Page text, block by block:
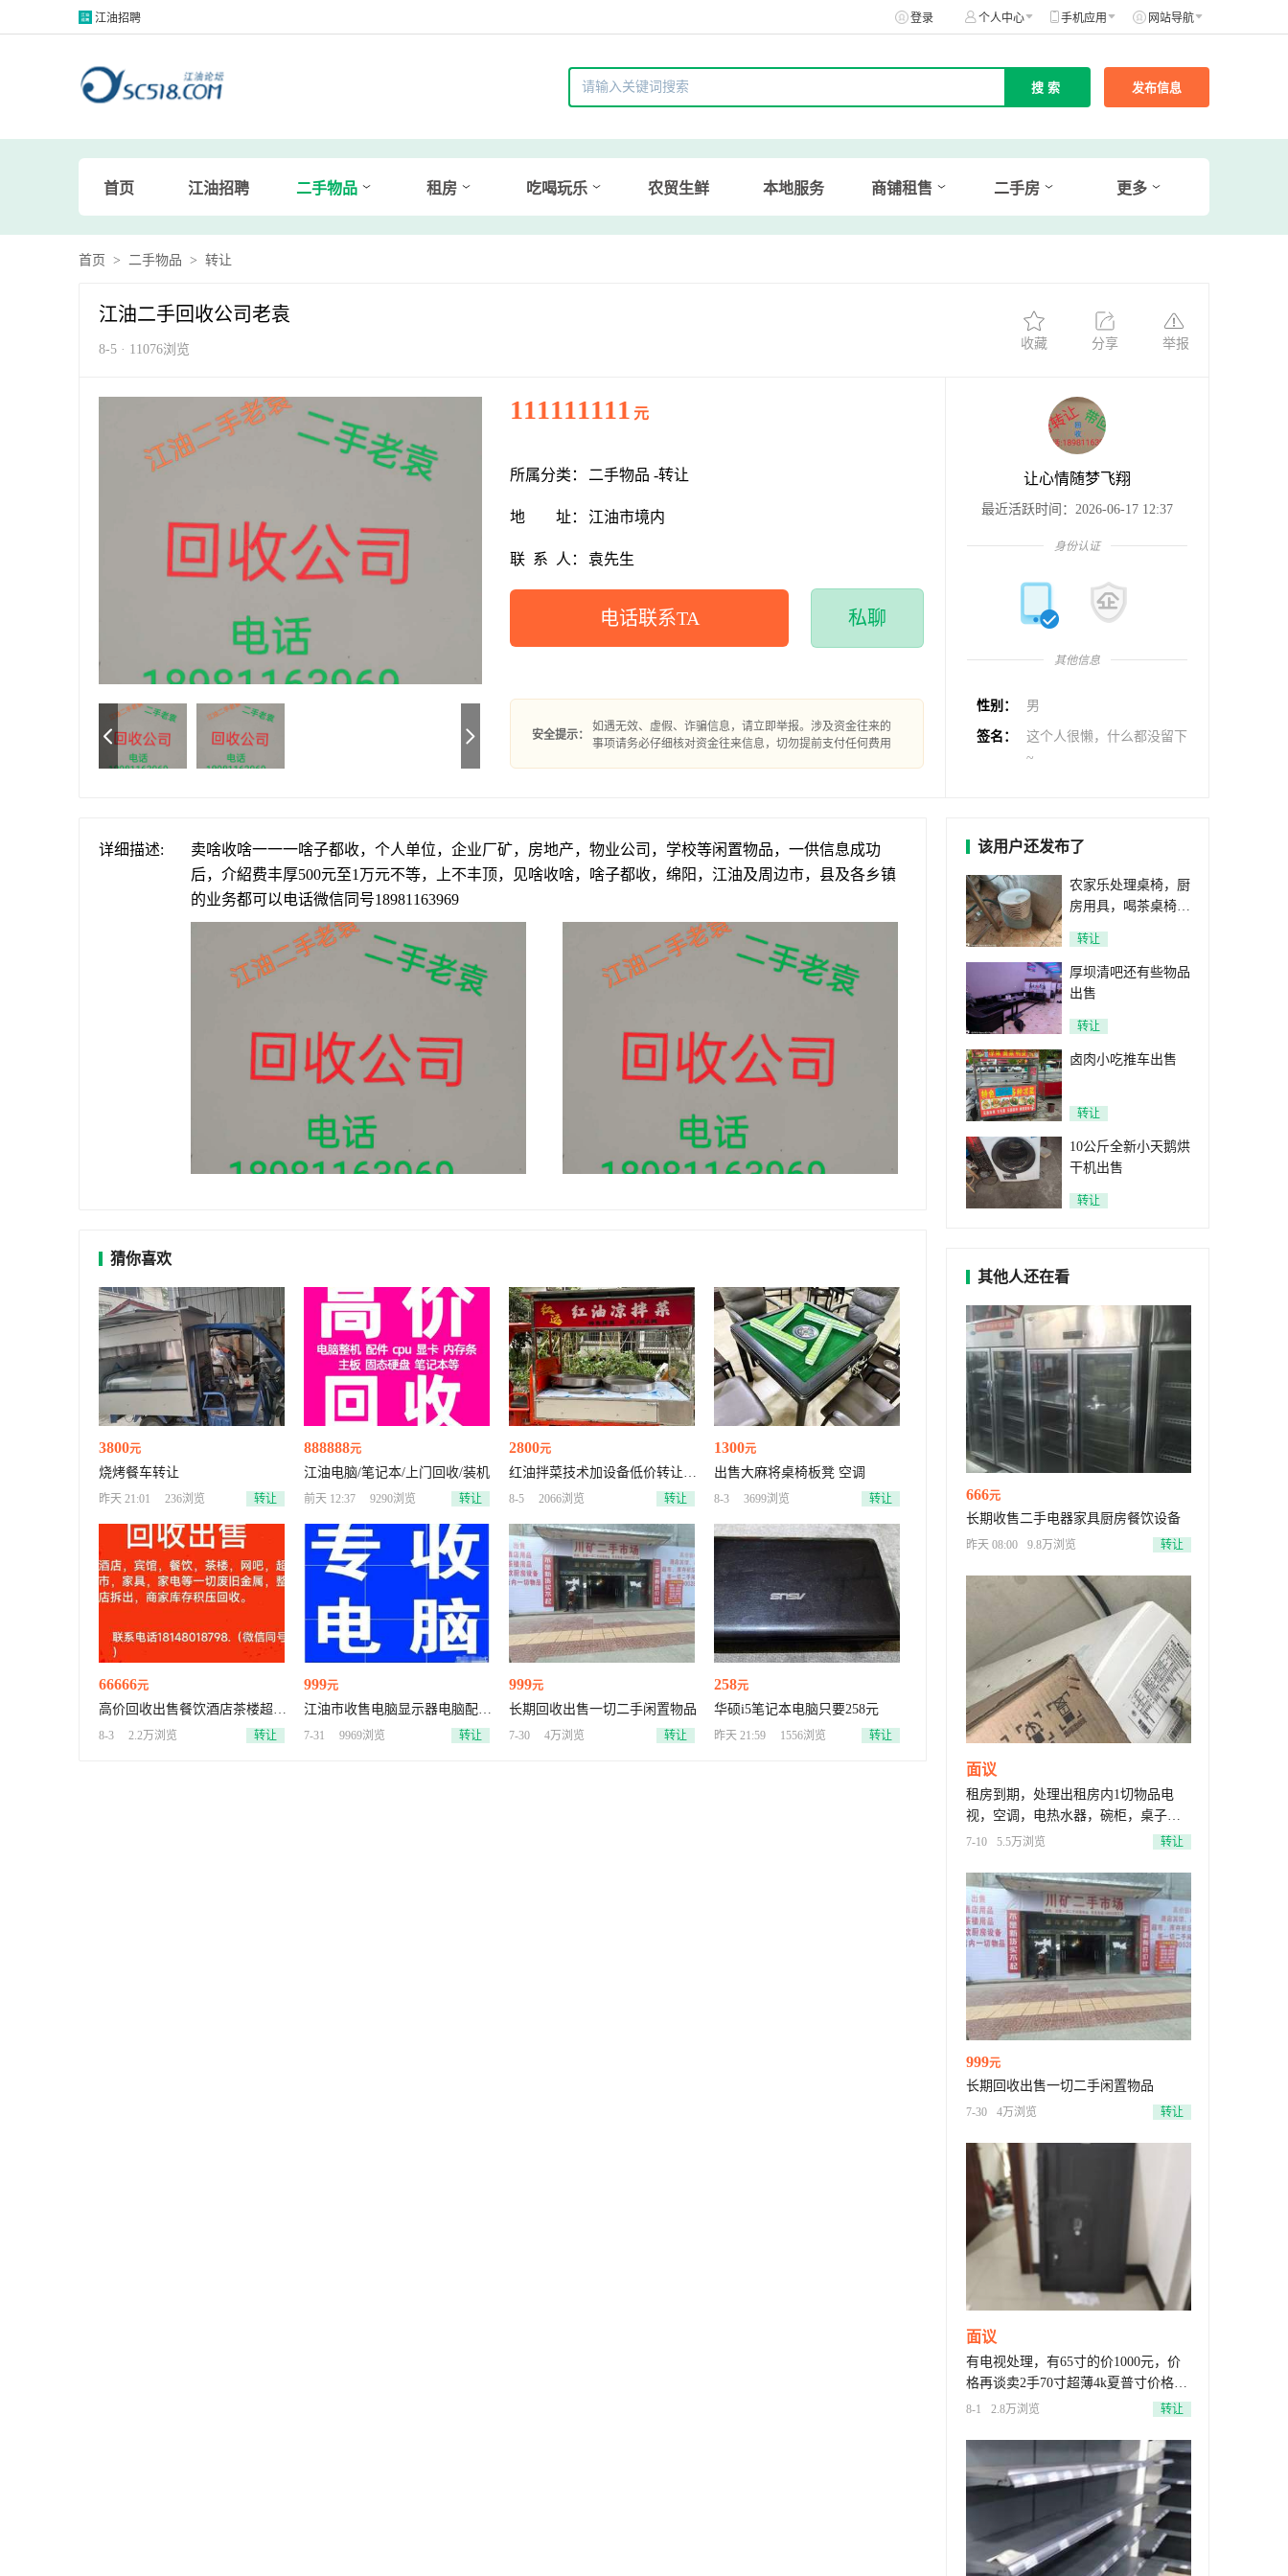
江油招聘 登录 个人中心 手机应用 网站导航
发布信息
首页 江油招聘 二手物品 租房 吃喝玩乐 农贸生鲜 本地服务 商铺租售 二手房 更多
首页 > 二手物品 > 转让
江油二手回收公司老袁
8-5 · 11076浏览 收藏 分享 举报
111111111 元
所属分类： 二手物品 -转让
地 址： 江油市境内
联 系 人： 袁先生
电话联系TA 私聊
安全提示：
如遇无效、虚假、诈骗信息，请立即举报。涉及资金往来的
事项请务必仔细核对资金往来信息，切勿提前支付任何费用
让心情随梦飞翔
最近活跃时间：2026-06-17 12:37
身份认证
其他信息
性别： 男
签名：
这个人很懒，什么都没留下
~
详细描述:
卖啥收啥一一一啥子都收，个人单位，企业厂矿，房地产，物业公司，学校等闲置物品，一供信息成功
后，介紹费丰厚500元至1万元不等，上不丰顶，见啥收啥，啥子都收，绵阳，江油及周边市，县及各乡镇
的业务都可以电话微信同号18981163969
猜你喜欢
3800元
烧烤餐车转让
昨天 21:01 236浏览 转让
888888元
江油电脑/笔记本/上门回收/装机
前天 12:37 9290浏览 转让
2800元
红油拌菜技术加设备低价转让，
也可单独转让小吃车，新电瓶
8-5 2066浏览 转让
1300元
出售大麻将桌椅板凳 空调
8-3 3699浏览 转让
66666元
高价回收出售餐饮酒店茶楼超市
家电等一切二手闲置物品等废旧
8-3 2.2万浏览 转让
999元
江油市收售电脑显示器电脑配件
置换电脑全网比价价格良心
7-31 9969浏览 转让
999元
长期回收出售一切二手闲置物品
7-30 4万浏览 转让
258元
华硕i5笔记本电脑只要258元
昨天 21:59 1556浏览 转让
该用户还发布了
农家乐处理桌椅，厨
房用具，喝茶桌椅，
转让
厚坝清吧还有些物品
出售
转让
卤肉小吃推车出售
转让
10公斤全新小天鹅烘
干机出售
转让
其他人还在看
666元
长期收售二手电器家具厨房餐饮设备
昨天 08:00 9.8万浏览 转让
面议
租房到期，处理出租房内1切物品电
视，空调，电热水器，碗柜，桌子，
椅子，碗，菜刀，消毒柜。燃气灶，
7-10 5.5万浏览 转让
999元
长期回收出售一切二手闲置物品
7-30 4万浏览 转让
面议
有电视处理，有65寸的价1000元，价
格再谈卖2手70寸超薄4k夏普寸价格面
议，液晶50寸1个，液晶长虹43寸
8-1 2.8万浏览 转让